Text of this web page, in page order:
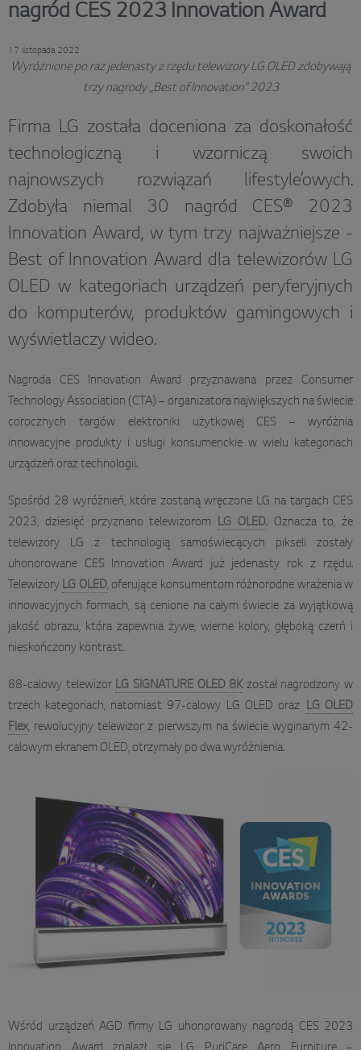
nagród CES 2023 Innovation Award
17 listopada 2022
Wyróżnione po raz jedenasty z rzędu telewizory LG OLED zdobywają
trzy nagrody „Best of Innovation” 2023
Firma LG została doceniona za doskonałość
technologiczną i wzorniczą swoich
najnowszych rozwiązań lifestyle’owych.
Zdobyła niemal 30 nagród CES® 2023
Innovation Award, w tym trzy najważniejsze -
Best of Innovation Award dla telewizorów LG
OLED w kategoriach urządzeń peryferyjnych
do komputerów, produktów gamingowych i
wyświetlaczy wideo.
Nagroda CES Innovation Award przyznawana przez Consumer
Technology Association (CTA) – organizatora największych na świecie
corocznych targów elektroniki użytkowej CES – wyróżnia
innowacyjne produkty i usługi konsumenckie w wielu kategoriach
urządzeń oraz technologii.
Spośród 28 wyróżnień, które zostaną wręczone LG na targach CES
2023, dziesięć przyznano telewizorom LG OLED. Oznacza to, że
telewizory LG z technologią samoświecących pikseli zostały
uhonorowane CES Innovation Award już jedenasty rok z rzędu.
Telewizory LG OLED, oferujące konsumentom różnorodne wrażenia w
innowacyjnych formach, są cenione na całym świecie za wyjątkową
jakość obrazu, która zapewnia żywe, wierne kolory, głęboką czerń i
nieskończony kontrast.
88-calowy telewizor LG SIGNATURE OLED 8Kzostał nagrodzony w
trzech kategoriach, natomiast 97-calowy LG OLED oraz LG OLED
Flex, rewolucyjny telewizor z pierwszym na świecie wyginanym 42-
calowym ekranem OLED, otrzymały po dwa wyróżnienia.
Wśród urządzeń AGD firmy LG uhonorowany nagrodą CES 2023